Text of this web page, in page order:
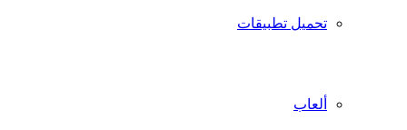
تحميل تطبيقات
ألعاب